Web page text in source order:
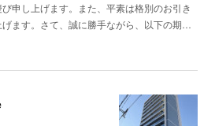
申し上げます。また、平素は格別のお引き
ます。さて、誠に勝手ながら、以下の期…